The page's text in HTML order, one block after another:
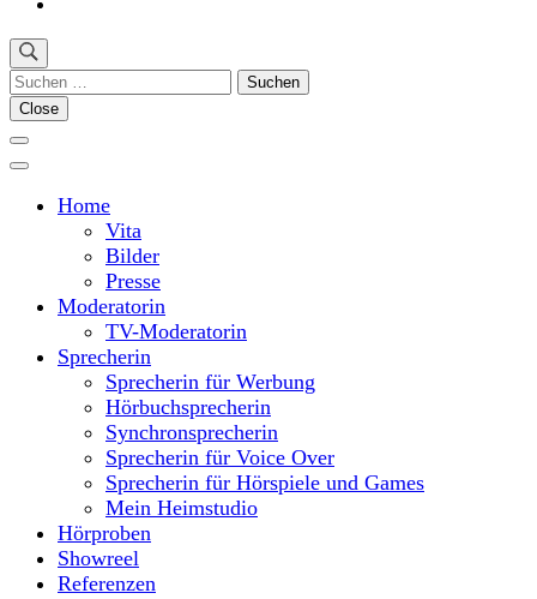
Suchen
nach:
Close
Home
Vita
Bilder
Presse
Moderatorin
TV-Moderatorin
Sprecherin
Sprecherin für Werbung
Hörbuchsprecherin
Synchronsprecherin
Sprecherin für Voice Over
Sprecherin für Hörspiele und Games
Mein Heimstudio
Hörproben
Showreel
Referenzen